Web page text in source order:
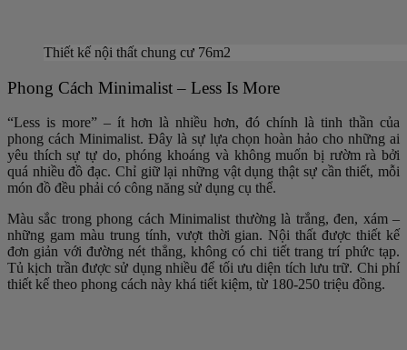
Thiết kế nội thất chung cư 76m2
Phong Cách Minimalist – Less Is More
“Less is more” – ít hơn là nhiều hơn, đó chính là tinh thần của
phong cách Minimalist. Đây là sự lựa chọn hoàn hảo cho những ai
yêu thích sự tự do, phóng khoáng và không muốn bị rườm rà bởi
quá nhiều đồ đạc. Chỉ giữ lại những vật dụng thật sự cần thiết, mỗi
món đồ đều phải có công năng sử dụng cụ thể.
Màu sắc trong phong cách Minimalist thường là trắng, đen, xám –
những gam màu trung tính, vượt thời gian. Nội thất được thiết kế
đơn giản với đường nét thẳng, không có chi tiết trang trí phức tạp.
Tủ kịch trần được sử dụng nhiều để tối ưu diện tích lưu trữ. Chi phí
thiết kế theo phong cách này khá tiết kiệm, từ 180-250 triệu đồng.